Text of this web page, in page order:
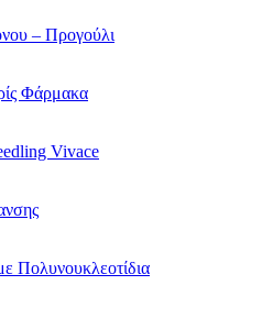
– Προγούλι
Φάρμακα
Vivace
Πολυνουκλεοτίδια